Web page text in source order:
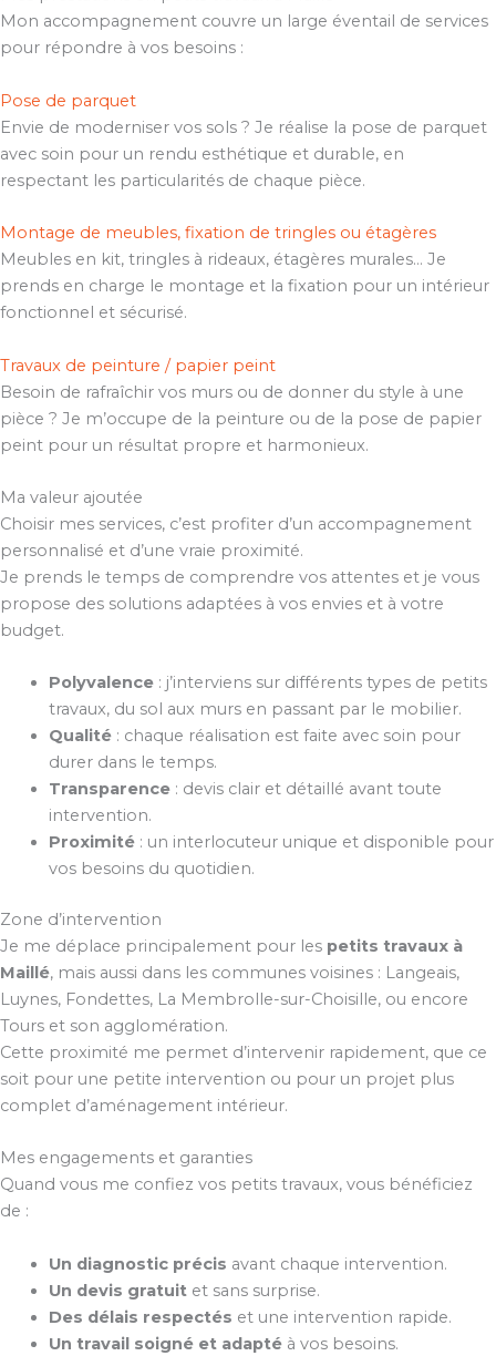
Mon accompagnement couvre un large éventail de services
pour répondre à vos besoins :
Pose de parquet
Envie de moderniser vos sols ? Je réalise la pose de parquet
avec soin pour un rendu esthétique et durable, en
respectant les particularités de chaque pièce.
Montage de meubles, fixation de tringles ou étagères
Meubles en kit, tringles à rideaux, étagères murales… Je
prends en charge le montage et la fixation pour un intérieur
fonctionnel et sécurisé.
Travaux de peinture / papier peint
Besoin de rafraîchir vos murs ou de donner du style à une
pièce ? Je m’occupe de la peinture ou de la pose de papier
peint pour un résultat propre et harmonieux.
Ma valeur ajoutée
Choisir mes services, c’est profiter d’un accompagnement
personnalisé et d’une vraie proximité.
Je prends le temps de comprendre vos attentes et je vous
propose des solutions adaptées à vos envies et à votre
budget.
Polyvalence: j’interviens sur différents types de petits
travaux, du sol aux murs en passant par le mobilier.
Qualité: chaque réalisation est faite avec soin pour
durer dans le temps.
Transparence: devis clair et détaillé avant toute
intervention.
Proximité: un interlocuteur unique et disponible pour
vos besoins du quotidien.
Zone d’intervention
Je me déplace principalement pour les petits travaux à
Maillé, mais aussi dans les communes voisines : Langeais,
Luynes, Fondettes, La Membrolle-sur-Choisille, ou encore
Tours et son agglomération.
Cette proximité me permet d’intervenir rapidement, que ce
soit pour une petite intervention ou pour un projet plus
complet d’aménagement intérieur.
Mes engagements et garanties
Quand vous me confiez vos petits travaux, vous bénéficiez
de :
Un diagnostic précis avant chaque intervention.
Un devis gratuitet sans surprise.
Des délais respectés et une intervention rapide.
Un travail soigné et adaptéà vos besoins.